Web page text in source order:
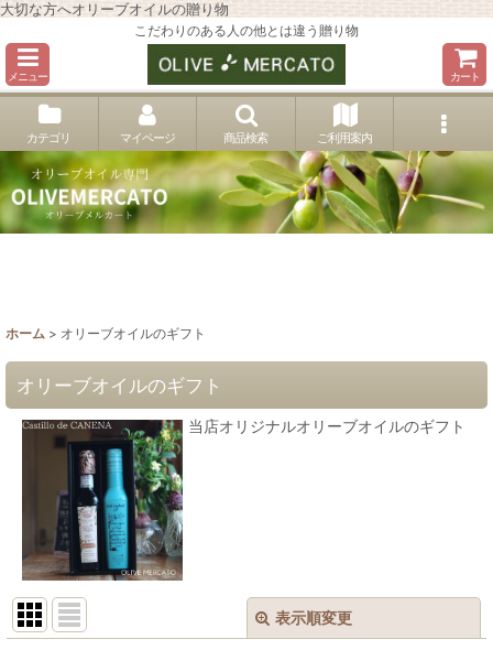
大切な方へオリーブオイルの贈り物
こだわりのある人の他とは違う贈り物
メニュー カート
カテゴリ マイページ 商品検索 ご利用案内
ホーム > オリーブオイルのギフト
オリーブオイルのギフト
当店オリジナルオリーブオイルのギフト
表示順変更